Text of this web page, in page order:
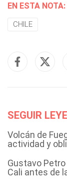
EN ESTA NOTA:
CHILE
SEGUIR
Volcán de
actividad y
Gustavo
Cali antes de